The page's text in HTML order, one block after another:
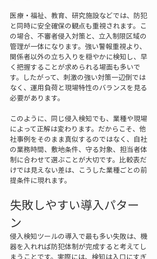
医療・福祉、教育、研究施設などでは、防犯
と同時に安全確保の観点も重視されます。こ
の場合、不審者侵入対策と、立入制限区域の
管理が一体になります。強い警報重視より、
関係者以外の立ち入りを穏やかに検知し、早
く把握することが求められる場面も多いで
す。したがって、刺激の強い対策一辺倒では
なく、運用負荷と現場特性のバランスを見る
必要があります。
このように、同じ侵入検知でも、業種や現場
によって正解は変わります。だからこそ、他
社事例をそのまま真似するのではなく、自社
の業務時間、敷地条件、守る対象、担当者体
制に合わせて選ぶことが大切です。比較表だ
けでは見えない差は、こうした業種ごとの前
提条件に現れます。
失敗しやすい導入パター
ン
侵入検知ツールの導入で最も多い失敗は、機
器を入れれば防犯体制が完成すると考えてし
まうことです。実際には、検知は入口にすぎ